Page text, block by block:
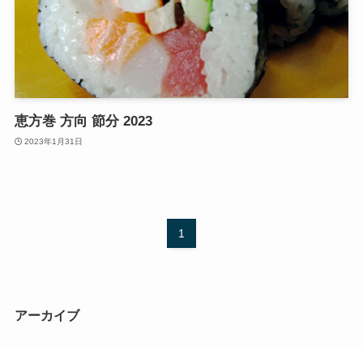
恵方巻 方向 節分 2023
2023年1月31日
1
アーカイブ